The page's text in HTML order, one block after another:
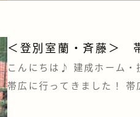
＜登別室蘭・斉藤＞
こんにちは♪ 建成ホーム・
帯広に行ってきました！